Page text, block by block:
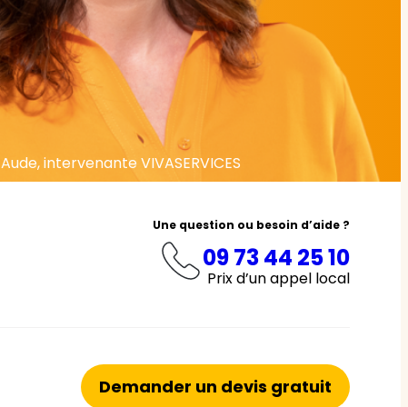
Aude, intervenante VIVASERVICES
Une question ou besoin d’aide ?
09 73 44 25 10
Prix d’un appel local
Demander un devis gratuit